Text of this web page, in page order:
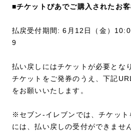
■チケットぴあでご購入されたお
払戻受付期間: 6月12日（金）
9
払い戻しにはチケットが必要とな
チケットをご発券のうえ、下記
をお願いいたします。
※セブン-イレブンでは、チケット
には、払い戻しの受付ができませ